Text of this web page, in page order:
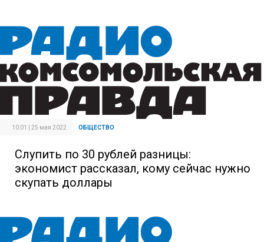
10:01 | 25 мая 2022 ОБЩЕСТВО
Слупить по 30 рублей разницы:
экономист рассказал, кому сейчас нужно
скупать доллары